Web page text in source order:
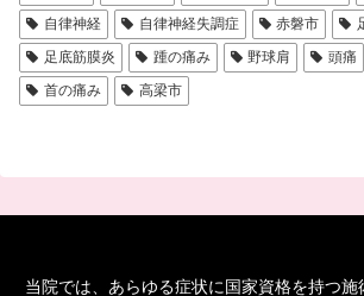
自律神経
自律神経失調症 赤磐市
足底筋膜炎
踵の痛み 野球肩 頭痛
首の痛み
高梁市
当院では、あらゆる症状に国家資格を持つ